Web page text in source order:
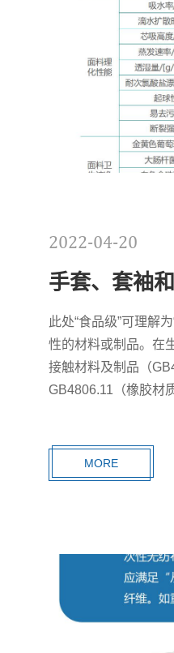
2022-04-20
手套、套袖
此处“食品级”可理解
性的材料或制品。在
接触材料及制品（
GB4806.11（橡胶材
MORE